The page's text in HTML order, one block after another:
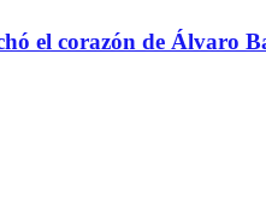
el corazón de Álvaro